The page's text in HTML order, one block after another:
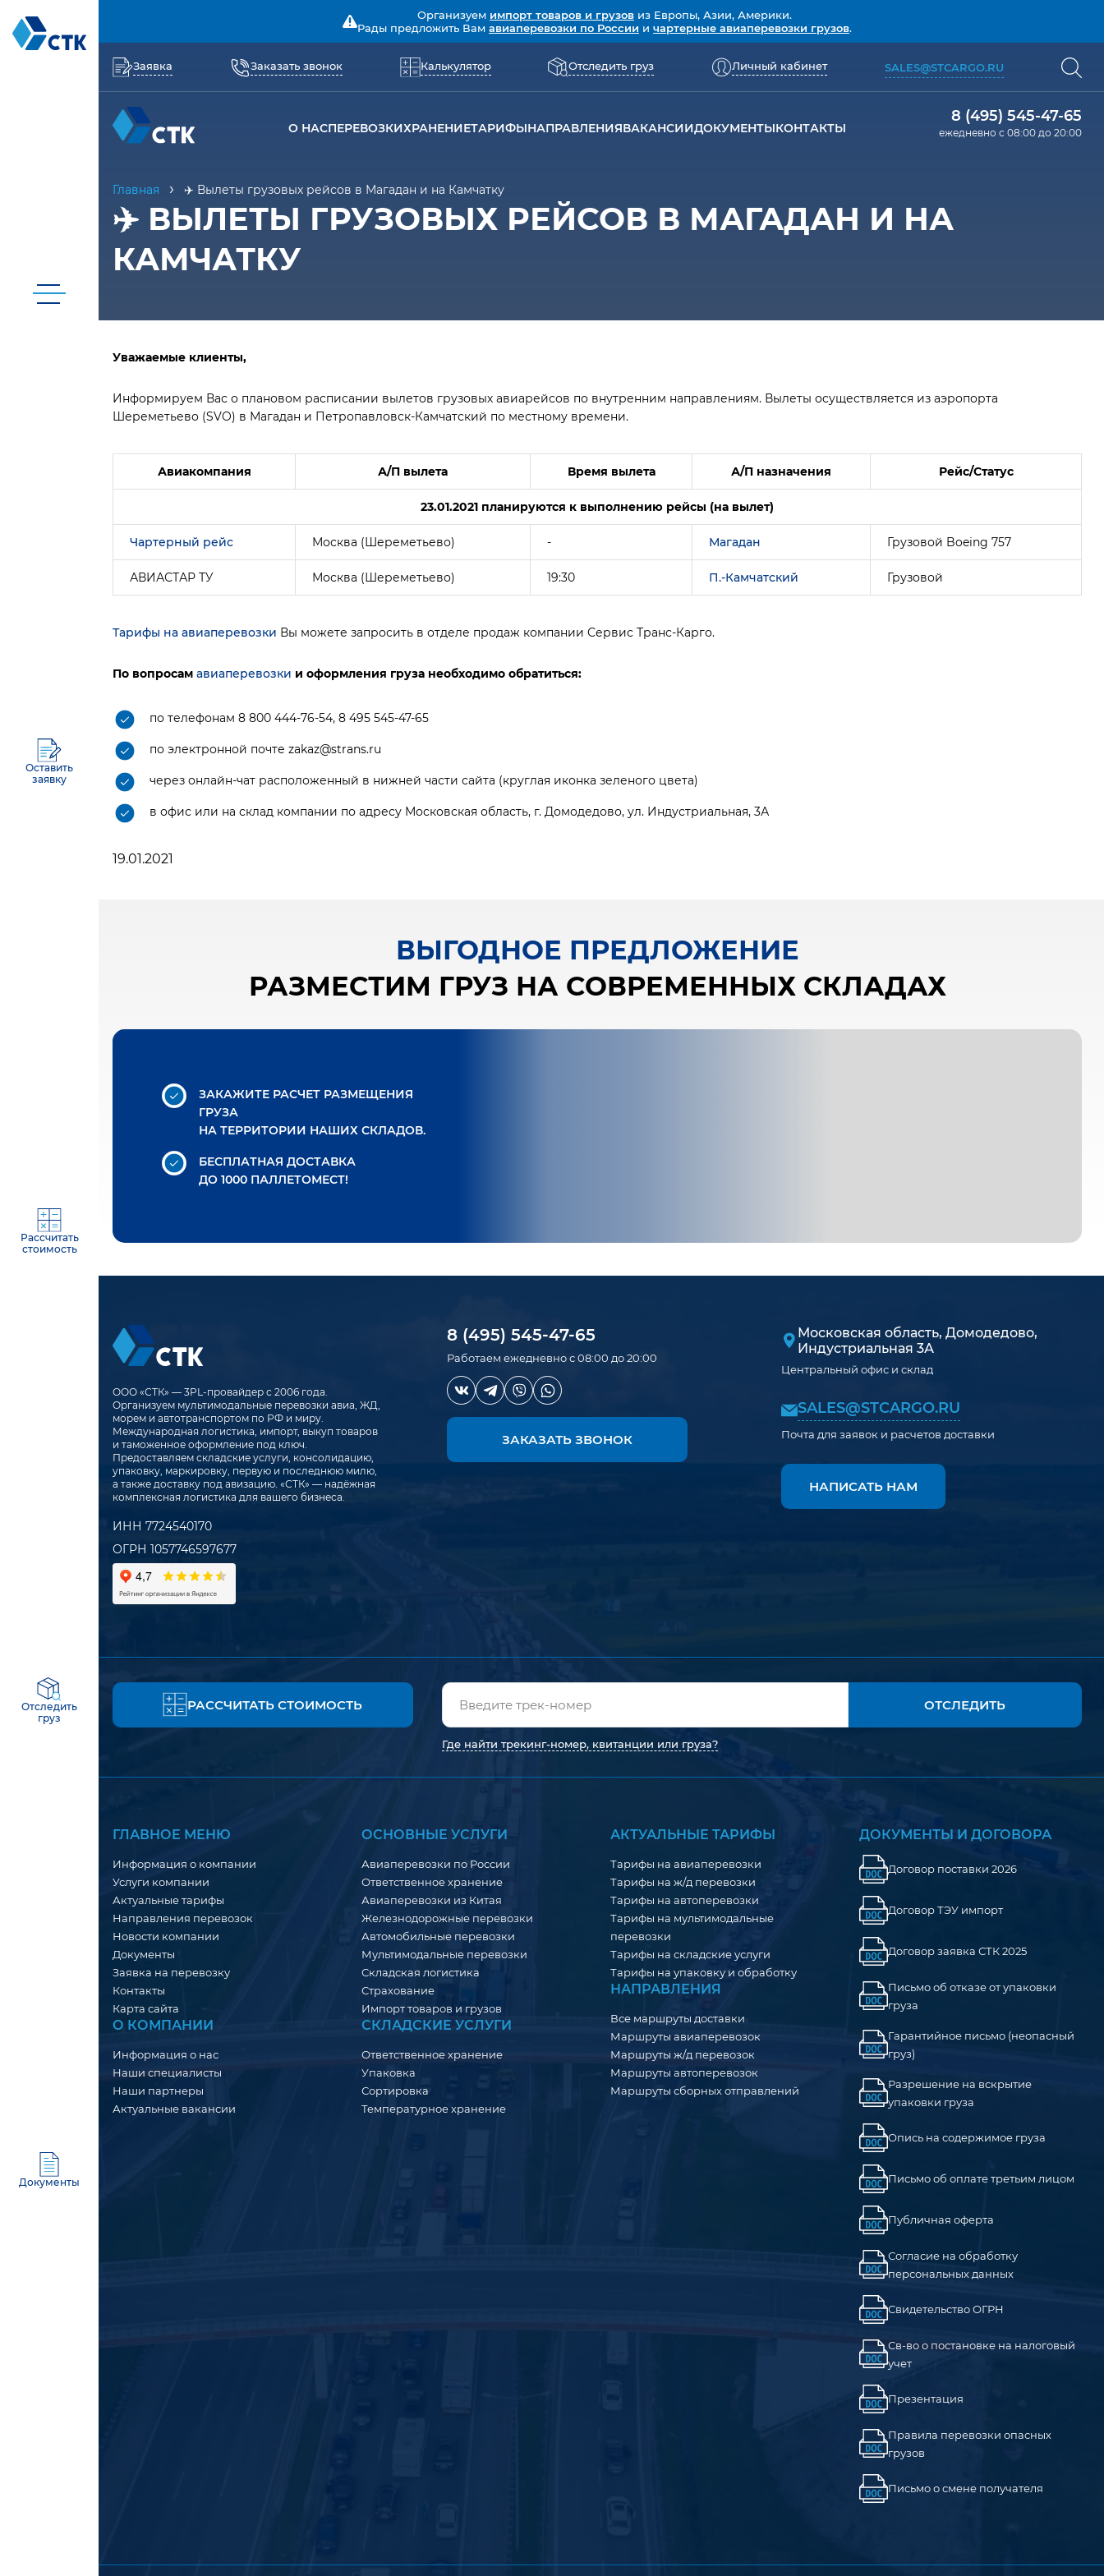
Оставить
заявку
Рассчитать
стоимость
Отследить
груз
Документы
Организуем импорт товаров и грузов из Европы, Азии, Америки.
Рады предложить Вам авиаперевозки по России и чартерные авиаперевозки грузов.
Заявка Заказать звонок Калькулятор Отследить груз Личный кабинет SALES@STCARGO.RU
О НАСПЕРЕВОЗКИХРАНЕНИЕТАРИФЫНАПРАВЛЕНИЯВАКАНСИИДОКУМЕНТЫКОНТАКТЫ
8 (495) 545-47-65
ежедневно с 08:00 до 20:00
Главная ✈️ Вылеты грузовых рейсов в Магадан и на Камчатку
✈️ ВЫЛЕТЫ ГРУЗОВЫХ РЕЙСОВ В МАГАДАН И НА
КАМЧАТКУ
Уважаемые клиенты,
Информируем Вас о плановом расписании вылетов грузовых авиарейсов по внутренним направлениям. Вылеты осуществляется из аэропорта
Шереметьево (SVO) в Магадан и Петропавловск-Камчатский по местному времени.
Авиакомпания А/П вылета Время вылета А/П назначения Рейс/Статус
23.01.2021 планируются к выполнению рейсы (на вылет)
Чартерный рейс Москва (Шереметьево) - Магадан Грузовой Boeing 757
АВИАСТАР ТУ Москва (Шереметьево) 19:30 П.-Камчатский Грузовой
Тарифы на авиаперевозки Вы можете запросить в отделе продаж компании Сервис Транс-Карго.
По вопросам авиаперевозки и оформления груза необходимо обратиться:
по телефонам 8 800 444-76-54, 8 495 545-47-65
по электронной почте zakaz@strans.ru
через онлайн-чат расположенный в нижней части сайта (круглая иконка зеленого цвета)
в офис или на склад компании по адресу Московская область, г. Домодедово, ул. Индустриальная, 3А
19.01.2021
ВЫГОДНОЕ ПРЕДЛОЖЕНИЕ
РАЗМЕСТИМ ГРУЗ НА СОВРЕМЕННЫХ СКЛАДАХ
ЗАКАЖИТЕ РАСЧЕТ РАЗМЕЩЕНИЯ
ГРУЗА
НА ТЕРРИТОРИИ НАШИХ СКЛАДОВ.
БЕСПЛАТНАЯ ДОСТАВКА
ДО 1000 ПАЛЛЕТОМЕСТ!
ООО «СТК» — 3PL-провайдер с 2006 года.
Организуем мультимодальные перевозки авиа, ЖД,
морем и автотранспортом по РФ и миру.
Международная логистика, импорт, выкуп товаров
и таможенное оформление под ключ.
Предоставляем складские услуги, консолидацию,
упаковку, маркировку, первую и последнюю милю,
а также доставку под авизацию. «СТК» — надёжная
комплексная логистика для вашего бизнеса.
ИНН 7724540170
ОГРН 1057746597677
8 (495) 545-47-65
Работаем ежедневно с 08:00 до 20:00
ЗАКАЗАТЬ ЗВОНОК
Московская область, Домодедово,
Индустриальная 3А
Центральный офис и склад
SALES@STCARGO.RU
Почта для заявок и расчетов доставки
НАПИСАТЬ НАМ
РАССЧИТАТЬ СТОИМОСТЬ ОТСЛЕДИТЬ
Где найти трекинг-номер, квитанции или груза?
ГЛАВНОЕ МЕНЮ
Информация о компании
Услуги компании
Актуальные тарифы
Направления перевозок
Новости компании
Документы
Заявка на перевозку
Контакты
Карта сайта
О КОМПАНИИ
Информация о нас
Наши специалисты
Наши партнеры
Актуальные вакансии
ОСНОВНЫЕ УСЛУГИ
Авиаперевозки по России
Ответственное хранение
Авиаперевозки из Китая
Железнодорожные перевозки
Автомобильные перевозки
Мультимодальные перевозки
Складская логистика
Страхование
Импорт товаров и грузов
СКЛАДСКИЕ УСЛУГИ
Ответственное хранение
Упаковка
Сортировка
Температурное хранение
АКТУАЛЬНЫЕ ТАРИФЫ
Тарифы на авиаперевозки
Тарифы на ж/д перевозки
Тарифы на автоперевозки
Тарифы на мультимодальные
перевозки
Тарифы на складские услуги
Тарифы на упаковку и обработку
НАПРАВЛЕНИЯ
Все маршруты доставки
Маршруты авиаперевозок
Маршруты ж/д перевозок
Маршруты автоперевозок
Маршруты сборных отправлений
ДОКУМЕНТЫ И ДОГОВОРА
Договор поставки 2026
Договор ТЭУ импорт
Договор заявка СТК 2025
Письмо об отказе от упаковки
груза
Гарантийное письмо (неопасный
груз)
Разрешение на вскрытие
упаковки груза
Опись на содержимое груза
Письмо об оплате третьим лицом
Публичная оферта
Согласие на обработку
персональных данных
Свидетельство ОГРН
Св-во о постановке на налоговый
учет
Презентация
Правила перевозки опасных
грузов
Письмо о смене получателя